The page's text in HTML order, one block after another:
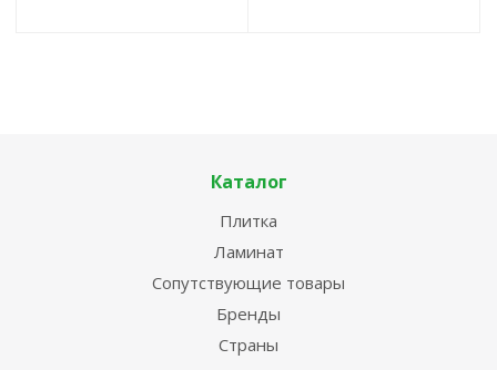
Каталог
Плитка
Ламинат
Сопутствующие товары
Бренды
Страны